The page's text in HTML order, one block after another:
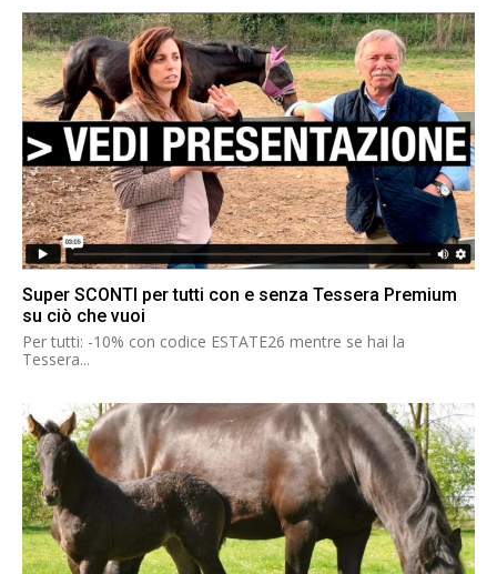
Super SCONTI per tutti con e senza Tessera Premium
su ciò che vuoi
Per tutti: -10% con codice ESTATE26 mentre se hai la
Tessera...